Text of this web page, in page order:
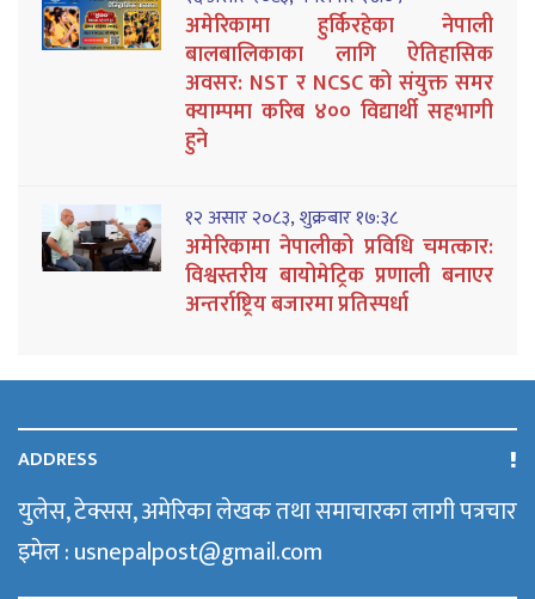
अमेरिकामा हुर्किरहेका नेपाली
बालबालिकाका लागि ऐतिहासिक
अवसर: NST र NCSC को संयुक्त समर
क्याम्पमा करिब ४०० विद्यार्थी सहभागी
हुने
१२ असार २०८३, शुक्रबार १७:३८
अमेरिकामा नेपालीको प्रविधि चमत्कार:
विश्वस्तरीय बायोमेट्रिक प्रणाली बनाएर
अन्तर्राष्ट्रिय बजारमा प्रतिस्पर्धा
ADDRESS
युलेस, टेक्सस, अमेरिका लेखक तथा समाचारका लागी पत्रचार
इमेल : usnepalpost@gmail.com